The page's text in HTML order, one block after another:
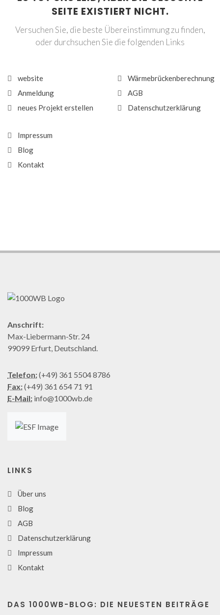
SEITE EXISTIERT NICHT.
Versuchen Sie, die beste Übereinstimmung zu finden,
oder durchsuchen Sie die folgenden Links
website
Anmeldung
neues Projekt erstellen
Wärmebrückenberechnung
AGB
Datenschutzerklärung
Impressum
Blog
Kontakt
Anschrift:
Max-Liebermann-Str. 24
99099 Erfurt, Deutschland.
Telefon:(+49) 361 5504 8786
Fax:(+49) 361 654 71 91
E-Mail: info@1000wb.de
LINKS
Über uns
Blog
AGB
Datenschutzerklärung
Impressum
Kontakt
DAS 1000WB-BLOG: DIE NEUESTEN BEITRÄGE